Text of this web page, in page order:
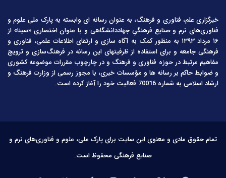
خبرگزاری علم، فناوری و فرهنگ، به عنوان رسانه ای وابسته به پارک ملی علوم و
فناوری‌های نرم و صنایع فرهنگیِ جهاددانشگاهی و با عنوان اختصاری «سینا» از
۱۶ مرداد ۱۳۹۳ به منظور کمک به آگاه سازی و ارتقای اطلاعات علمی، فناوری و
فرهنگی جامعه و برای استفاده از ظرفیتهای این رسانه در فرهنگ‌سازی و ترویج
مفاهیم مرتبط در حوزه فناوری و فرهنگ و در چارچوب مقررات موضوعه کشوری
و ضوابط حاکم بر رسانه ها و مؤسسات خبری، با مجوز رسمی از وزارت فرهنگ و
ارشاد اسلامی به شماره 70016 فعالیت خود را آغاز کرده است.
تمام حقوق مادی و معنوی این سایت برای پارک ملی، علوم و فناوری‌های نرم و
صنایع فرهنگی محفوظ است.